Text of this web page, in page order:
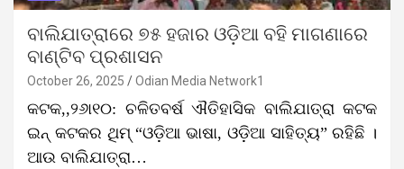
ବାଲିଯାତ୍ରାରେ ୭୫ ହଜାର ଓଡ଼ିଆ ବହି ମାଗଣାରେ
ବାଣ୍ଟିବ ପ୍ରଶାସନ
October 26, 2025 Odian Media Network1
କଟକ,,୨୬ା୧୦: ଚଳିତବର୍ଷ ଐତିହାସିକ ବାଲିଯାତ୍ରା କଟକ
ଇନ୍ କଟକର ଥିମ୍ “ଓଡ଼ିଆ ଭାଷା, ଓଡ଼ିଆ ସାହିତ୍ୟ” ରହିଛି ।
ଆଉ ବାଲିଯାତ୍ରା…